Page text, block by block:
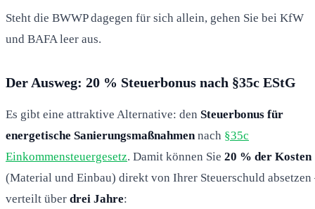
Steht die BWWP dagegen für sich allein, gehen Sie bei KfW
und BAFA leer aus.
Der Ausweg: 20 % Steuerbonus nach §35c EStG
Es gibt eine attraktive Alternative: den Steuerbonus für
energetische Sanierungsmaßnahmen nach §35c
Einkommensteuergesetz. Damit können Sie 20 % der Kosten
(Material und Einbau) direkt von Ihrer Steuerschuld absetzen
verteilt über drei Jahre: